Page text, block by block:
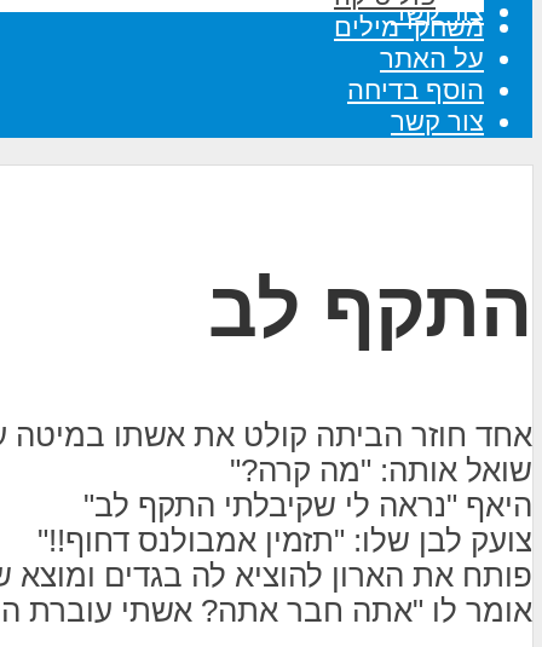
צור קשר
משחקי מילים
על האתר
הוסף בדיחה
צור קשר
התקף לב
אחד חוזר הביתה קולט את אשתו במיטה
שואל אותה: "מה קרה?"
היאף "נראה לי שקיבלתי התקף לב"
צועק לבן שלו: "תזמין אמבולנס דחוף!!"
פותח את הארון להוציא לה בגדים
אומר לו "אתה חבר אתה? אשתי עוברת